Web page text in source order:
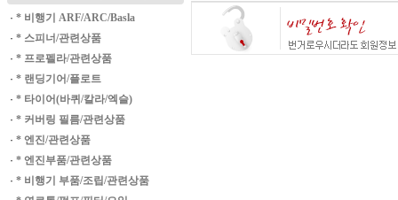
· * 비행기 ARF/ARC/Basla
· * 스피너/관련상품
· * 프로펠라/관련상품
· * 랜딩기어/플로트
· * 타이어(바퀴/칼라/엑슬)
· * 커버링 필름/관련상품
· * 엔진/관련상품
· * 엔진부품/관련상품
· * 비행기 부품/조립/관련상품